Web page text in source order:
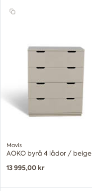
Mavis
AOKO byrå 4 lådor / beige
13 995,00 kr